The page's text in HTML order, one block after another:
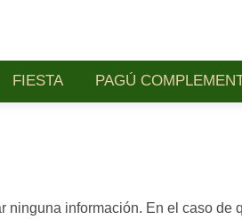
FIESTA PAGÚ
información. En el caso